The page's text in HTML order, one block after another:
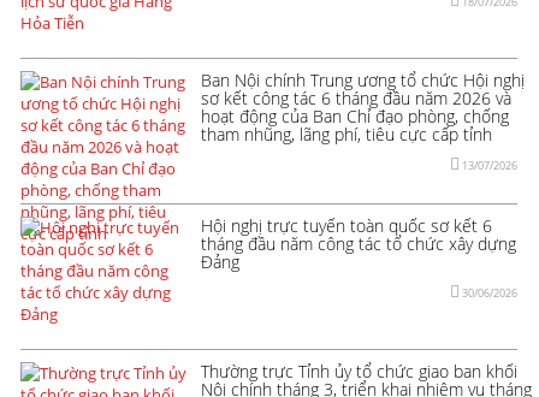
Ban Nội chính Trung ương tổ chức Hội nghị
sơ kết công tác 6 tháng đầu năm 2026 và
hoạt động của Ban Chỉ đạo phòng, chống
tham nhũng, lãng phí, tiêu cực cấp tỉnh
13/07/2026
Hội nghị trực tuyến toàn quốc sơ kết 6
tháng đầu năm công tác tổ chức xây dựng
Đảng
30/06/2026
Thường trực Tỉnh ủy tổ chức giao ban khối
Nội chính tháng 3, triển khai nhiệm vụ tháng